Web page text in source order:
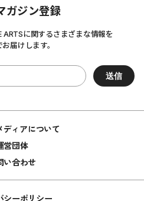
ガジン登録
ARTSに関するさまざまな情報を
届けします。
ディアについて
営団体
い合わせ
シーポリシー